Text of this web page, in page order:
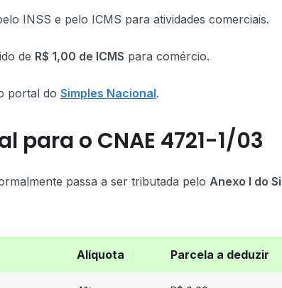
INSS e pelo ICMS para atividades comerciais.
de R$ 1,00 de ICMS para comércio.
portal do Simples Nacional.
para o CNAE 4721-1/03
passa a ser tributada pelo Anexo I do
Alíquota Parcela a deduzir